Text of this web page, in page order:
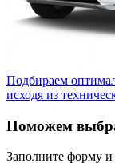
Подбираем
исходя из
Поможем
Заполните форму